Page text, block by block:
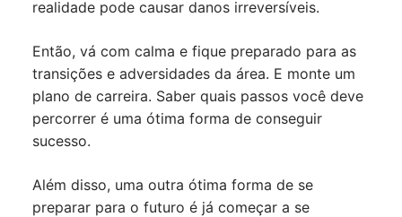
realidade pode causar danos irreversíveis.
Então, vá com calma e fique preparado para as
transições e adversidades da área. E monte um
plano de carreira. Saber quais passos você deve
percorrer é uma ótima forma de conseguir
sucesso.
Além disso, uma outra ótima forma de se
preparar para o futuro é já começar a se